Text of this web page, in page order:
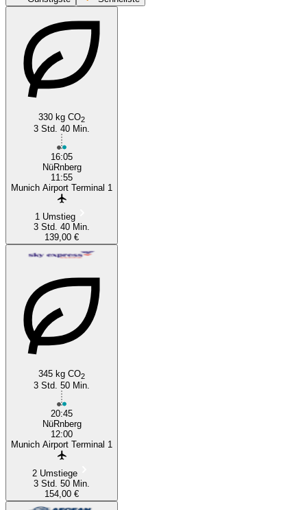
330 kg CO2
3 Std. 40 Min.
16:05
NüRnberg
11:55
Munich Airport Terminal 1
1 Umstieg
3 Std. 40 Min.
139,00 €
345 kg CO2
3 Std. 50 Min.
20:45
NüRnberg
12:00
Munich Airport Terminal 1
2 Umstiege
3 Std. 50 Min.
154,00 €